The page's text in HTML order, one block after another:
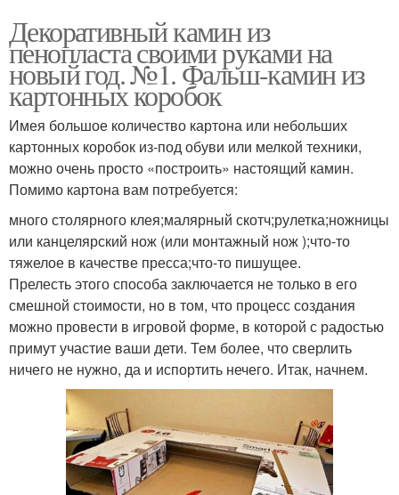
Декоративный камин из
пенопласта своими руками на
новый год. №1. Фальш-камин из
картонных коробок
Имея большое количество картона или небольших
картонных коробок из-под обуви или мелкой техники,
можно очень просто «построить» настоящий камин.
Помимо картона вам потребуется:
много столярного клея;малярный скотч;рулетка;ножницы
или канцелярский нож (или монтажный нож );что-то
тяжелое в качестве пресса;что-то пишущее.
Прелесть этого способа заключается не только в его
смешной стоимости, но в том, что процесс создания
можно провести в игровой форме, в которой с радостью
примут участие ваши дети. Тем более, что сверлить
ничего не нужно, да и испортить нечего. Итак, начнем.